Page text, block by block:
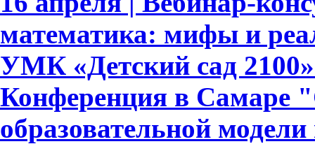
математика: мифы и
УМК «Детский сад
Конференция в Самаре
образовательной